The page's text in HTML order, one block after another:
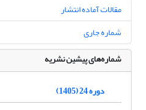
مقالات آماده انتشار
شماره جاری
شماره‌های پیشین نشریه
دوره 24 (1405)